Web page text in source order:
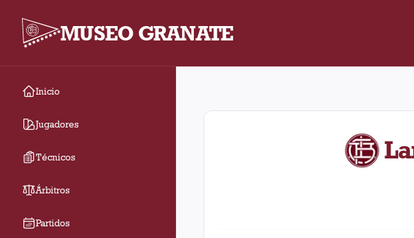
MUSEO GRANATE
Inicio
Jugadores
Técnicos
Árbitros
Partidos
Fecha 32. Partido entre Lanús y